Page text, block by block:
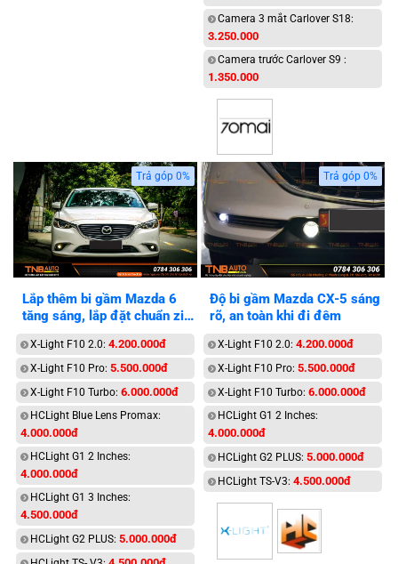
Camera 3 mắt Carlover S18:
3.250.000
Camera trước Carlover S9 :
1.350.000
Trả góp 0%
Lắp thêm bi gầm Mazda 6
tăng sáng, lắp đặt chuẩn zin
theo xe
X-Light F10 2.0: 4.200.000đ
X-Light F10 Pro: 5.500.000đ
X-Light F10 Turbo: 6.000.000đ
HCLight Blue Lens Promax:
4.000.000đ
HCLight G1 2 Inches:
4.000.000đ
HCLight G1 3 Inches:
4.500.000đ
HCLight G2 PLUS: 5.000.000đ
Trả góp 0%
Độ bi gầm Mazda CX-5 sáng
rõ, an toàn khi đi đêm
X-Light F10 2.0: 4.200.000đ
X-Light F10 Pro: 5.500.000đ
X-Light F10 Turbo: 6.000.000đ
HCLight G1 2 Inches:
4.000.000đ
HCLight G2 PLUS: 5.000.000đ
HCLight TS-V3: 4.500.000đ